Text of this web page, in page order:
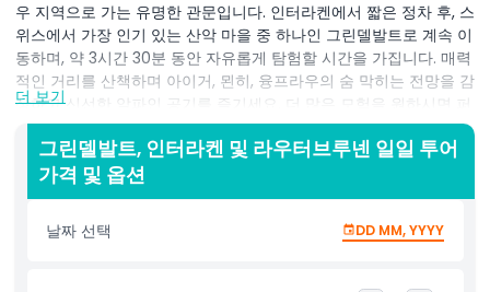
우 지역으로 가는 유명한 관문입니다. 인터라켄에서 짧은 정차 후, 스
위스에서 가장 인기 있는 산악 마을 중 하나인 그린델발트로 계속 이
동하며, 약 3시간 30분 동안 자유롭게 탐험할 시간을 가집니다. 매력
적인 거리를 산책하며 아이거, 묀히, 융프라우의 숨 막히는 전망을 감
상하고 신선한 알파인 공기를 즐기세요. 더 많은 모험을 원하시면 퍼
스트 클리프 워크, 바칼프제 호수로의 경치 좋은 하이킹, 혹은 퍼스트
산으로 가는 케이블카 타기 같은 선택 활동을 할 수 있습니다. 또한
인상적인 빙하 협곡을 방문하거나 푼스트에크 산으로 가서 잊을 수
없는 더 많은 산악 전망을 감상할 수도 있습니다. 오후에는 우뚝 솟
은 절벽과 폭포로 둘러싸인 그림엽서 같은 마을 라우터브루넨으로
여정이 계속됩니다. 평화로운 아름다움을 발견하고, 유명한 스타우
따라 투어는 역순으로 진행되어 라우터브루넨을 먼저 방문하고 그
더 보기
그린델발트, 인터라켄 및 라우터브루넨 일일 투어
가격 및 옵션
날짜 선택 DD MM, YYYY